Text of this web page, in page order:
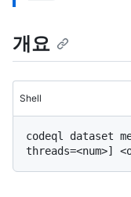
개요
Shell
codeql dataset